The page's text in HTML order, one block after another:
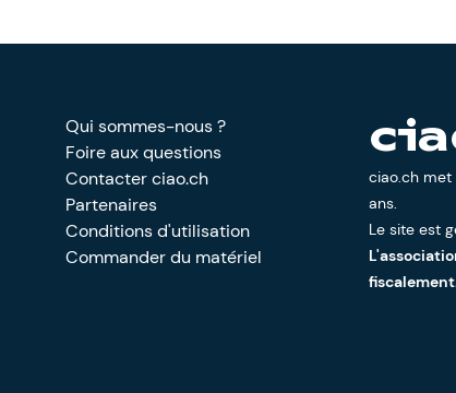
Qui sommes-nous ?
Foire aux questions
Contacter ciao.ch
Partenaires
Conditions d'utilisation
Commander du matériel
ciao.ch met
ans.
Le site est